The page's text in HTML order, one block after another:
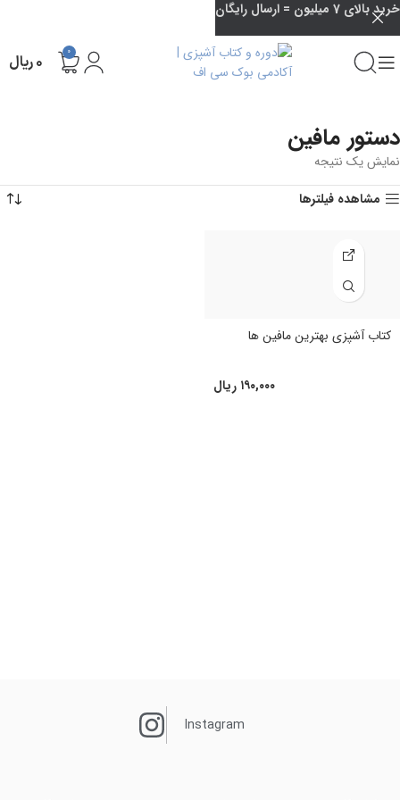
0 ۰ریال
دستور مافین
نمایش یک نتیجه
مشاهده فیلترها
کتاب آشپزی بهترین مافین ها
۱۹۰,۰۰۰ ریال
Instagram
خرید بالای 7 میلیون = ارسال رایگان